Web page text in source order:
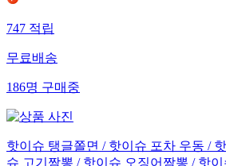
747 적립
무료배송
186명 구매중
핫이슈 탱글쫄면 / 핫이슈 포차 우동 /
슈 고기짬뽕 / 핫이슈 오징어짬뽕 / 핫